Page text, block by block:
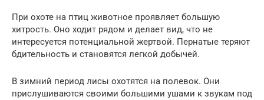
При охоте на птиц животное проявляет большую
хитрость. Оно ходит рядом и делает вид, что не
интересуется потенциальной жертвой. Пернатые теряют
бдительность и становятся легкой добычей.
В зимний период лисы охотятся на полевок. Они
прислушиваются своими большими ушами к звукам под